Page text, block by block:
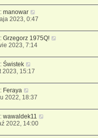
manowar
2023, 0:47
Grzegorz 1975Q!
2023, 7:14
Świstek
2023, 15:17
Feraya
2022, 18:37
wawaldek11
2022, 14:00